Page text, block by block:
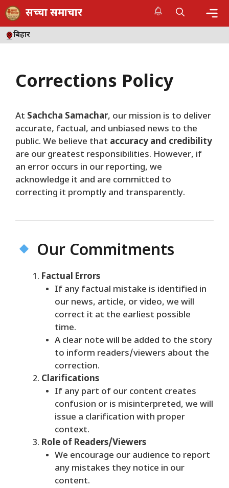
Skip
to
content
सच्चा समाचार
बिहार
Corrections Policy
At Sachcha Samachar, our mission is to deliver
accurate, factual, and unbiased news to the
public. We believe that accuracy and credibility
are our greatest responsibilities. However, if
an error occurs in our reporting, we
acknowledge it and are committed to
correcting it promptly and transparently.
Our Commitments
Factual Errors
If any factual mistake is identified in
our news, article, or video, we will
correct it at the earliest possible
time.
A clear note will be added to the story
to inform readers/viewers about the
correction.
Clarifications
If any part of our content creates
confusion or is misinterpreted, we will
issue a clarification with proper
context.
Role of Readers/Viewers
We encourage our audience to report
any mistakes they notice in our
content.